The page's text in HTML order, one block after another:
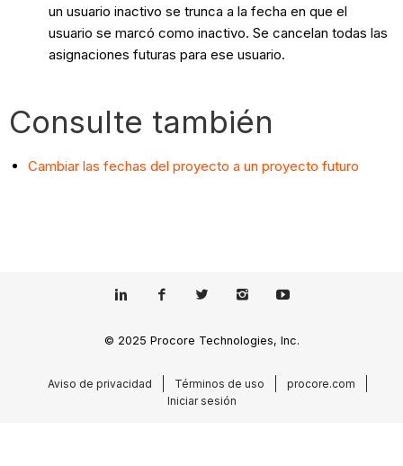
un usuario inactivo se trunca a la fecha en que el
usuario se marcó como inactivo. Se cancelan todas las
asignaciones futuras para ese usuario.
Consulte también
Cambiar las fechas del proyecto a un proyecto futuro
© 2025 Procore Technologies, Inc.
Aviso de privacidad Términos de uso
procore.com
Iniciar sesión